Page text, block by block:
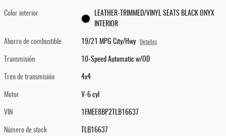
Color interior
LEATHER-TRIMMED/VINYL SEATS BLACK ONYX
INTERIOR
Ahorro de combustible 19/21 MPG City/Hwy Detalles
Transmisión 10-Speed Automatic w/OD
Tren de transmisión 4x4
Motor V-6 cyl
VIN 1FMEE8BP2TLB16637
Número de stock TLB16637